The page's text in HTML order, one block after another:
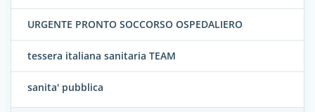
URGENTE PRONTO SOCCORSO OSPEDALIERO
tessera italiana sanitaria TEAM
sanita' pubblica